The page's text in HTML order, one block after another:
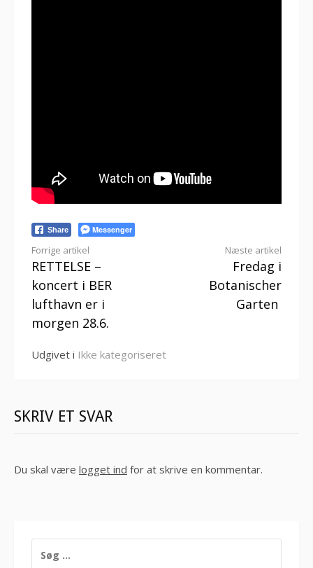
Share Messenger
Læs
videre
Forrige artikel
RETTELSE –
koncert i BER
lufthavn er i
morgen 28.6.
Næste artikel
Fredag i
Botanischer
Garten
Udgivet i Ikke kategoriseret
SKRIV ET SVAR
Du skal være logget ind for at skrive en kommentar.
EFTER: